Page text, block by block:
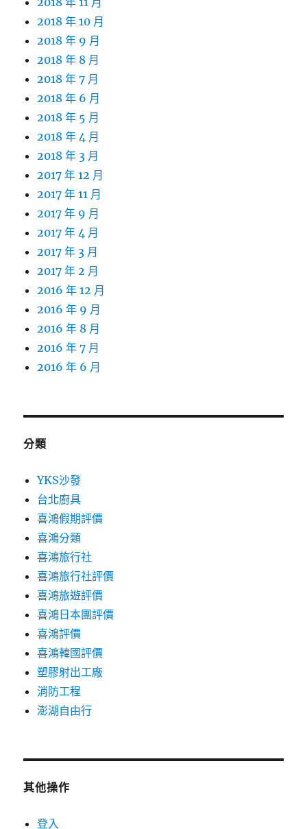
2018 年 10 月
2018 年 9 月
2018 年 8 月
2018 年 7 月
2018 年 6 月
2018 年 5 月
2018 年 4 月
2018 年 3 月
2017 年 12 月
2017 年 11 月
2017 年 9 月
2017 年 4 月
2017 年 3 月
2017 年 2 月
2016 年 12 月
2016 年 9 月
2016 年 8 月
2016 年 7 月
2016 年 6 月
分類
YKS沙發
台北廚具
喜鴻假期評價
喜鴻分類
喜鴻旅行社
喜鴻旅行社評價
喜鴻旅遊評價
喜鴻日本團評價
喜鴻評價
喜鴻韓國評價
塑膠射出工廠
消防工程
澎湖自由行
其他操作
登入